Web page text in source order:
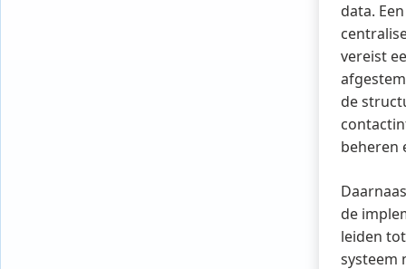
data.
vereist
de
beheren
de
leiden
systeem